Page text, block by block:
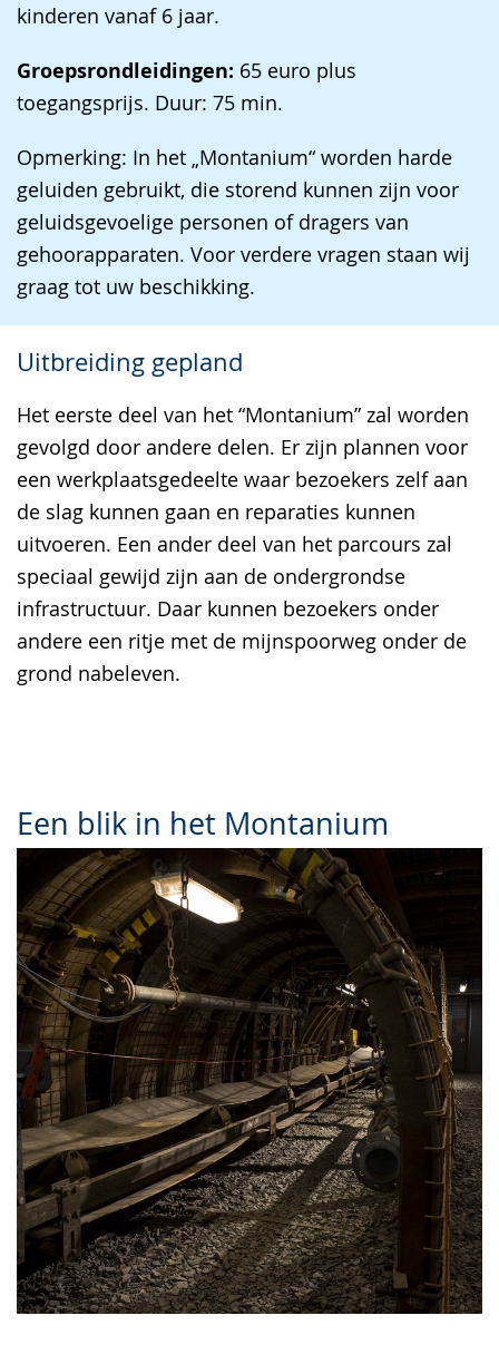
kinderen vanaf 6 jaar.
Groepsrondleidingen: 65 euro plus
toegangsprijs. Duur: 75 min.
Opmerking: In het „Montanium“ worden harde
geluiden gebruikt, die storend kunnen zijn voor
geluidsgevoelige personen of dragers van
gehoorapparaten. Voor verdere vragen staan wij
graag tot uw beschikking.
Uitbreiding gepland
Het eerste deel van het “Montanium” zal worden
gevolgd door andere delen. Er zijn plannen voor
een werkplaatsgedeelte waar bezoekers zelf aan
de slag kunnen gaan en reparaties kunnen
uitvoeren. Een ander deel van het parcours zal
speciaal gewijd zijn aan de ondergrondse
infrastructuur. Daar kunnen bezoekers onder
andere een ritje met de mijnspoorweg onder de
grond nabeleven.
Een blik in het Montanium